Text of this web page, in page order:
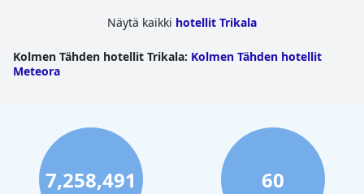
Näytä kaikki hotellit Trikala
Kolmen Tähden hotellit Trikala: Kolmen Tähden hotellit
Meteora
7,258,491 60